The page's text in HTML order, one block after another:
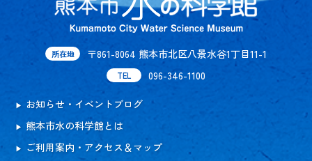
所在地 〒861-8064 熊本市北区八景水谷1丁目11-1
TEL 096-346-1100
お知らせ・イベントブログ
熊本市水の科学館とは
ご利用案内・アクセス＆マップ